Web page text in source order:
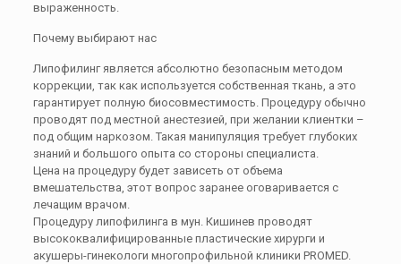
выраженность.
Почему выбирают нас
Липофилинг является абсолютно безопасным методом
коррекции, так как используется собственная ткань, а это
гарантирует полную биосовместимость. Процедуру обычно
проводят под местной анестезией, при желании клиентки –
под общим наркозом. Такая манипуляция требует глубоких
знаний и большого опыта со стороны специалиста.
Цена на процедуру будет зависеть от объема
вмешательства, этот вопрос заранее оговаривается с
лечащим врачом.
Процедуру липофилинга в мун. Кишинев проводят
высококвалифицированные пластические хирурги и
акушеры-гинекологи многопрофильной клиники PROMED.